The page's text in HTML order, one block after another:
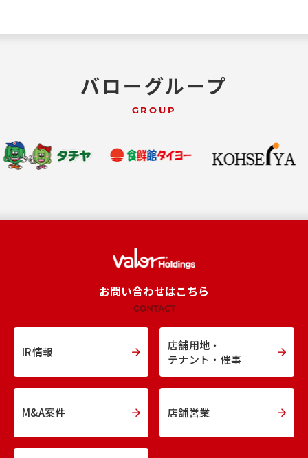
バローグループ
GROUP
お問い合わせはこちら
CONTACT
IR情報
店舗用地・
テナント・催事
M&A案件 店舗営業